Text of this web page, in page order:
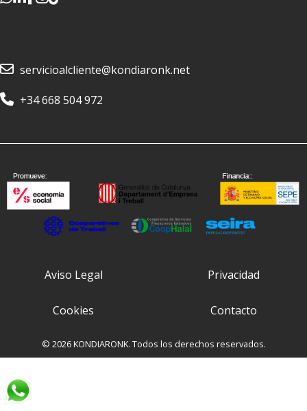
servicioalcliente@kondiaronk.net
+34 668 504 972
Aviso Legal Privacidad
Cookies Contacto
© 2026 KONDIARONK. Todos los derechos reservados.